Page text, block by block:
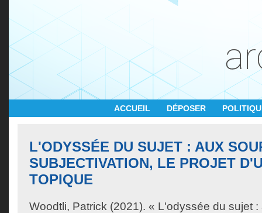
ACCUEIL DÉPOSER
L'ODYSSÉE DU SUJET : AUX
SUBJECTIVATION, LE PROJET
TOPIQUE
Woodtli, Patrick (2021). « L'odyssée du sujet